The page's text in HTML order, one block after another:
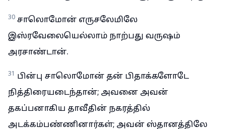
30 சாலொமோன் எருசலேமிலே
இஸ்ரவேலையெல்லாம் நாற்பது வருஷம்
அரசாண்டான்.
31 பின்பு சாலொமோன் தன் பிதாக்களோடே
நித்திரையடைந்தான்; அவனை அவன்
தகப்பனாகிய தாவீதின் நகரத்தில்
அடக்கம்பண்ணினார்கள்; அவன் ஸ்தானத்திலே